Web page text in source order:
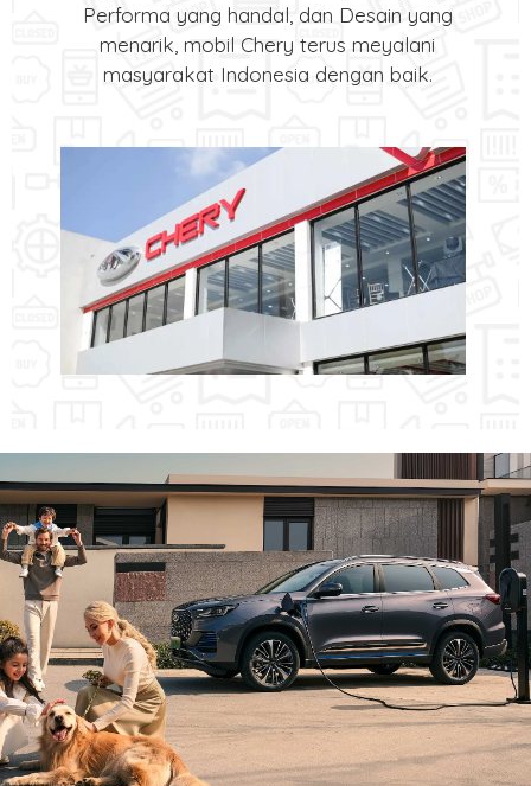
Performa yang handal, dan Desain yang
menarik, mobil Chery terus meyalani
masyarakat Indonesia dengan baik.